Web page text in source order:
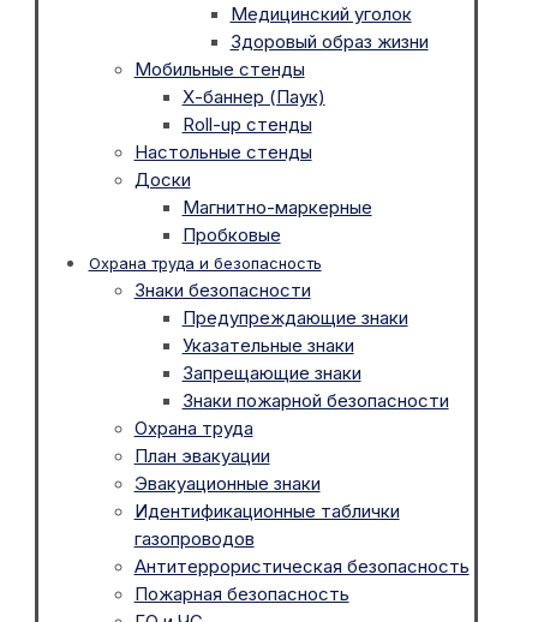
Медицинский уголок
Здоровый образ жизни
Мобильные стенды
Х-баннер (Паук)
Roll-up стенды
Настольные стенды
Доски
Магнитно-маркерные
Пробковые
Охрана труда и безопасность
Знаки безопасности
Предупреждающие знаки
Указательные знаки
Запрещающие знаки
Знаки пожарной безопасности
Охрана труда
План эвакуации
Эвакуационные знаки
Идентификационные таблички
газопроводов
Антитеррористическая безопасность
Пожарная безопасность